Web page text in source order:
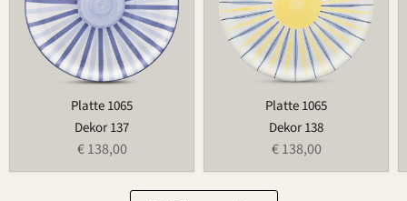
Platte 1065
Dekor 137
€ 138,00
Platte 1065
Dekor 138
€ 138,00